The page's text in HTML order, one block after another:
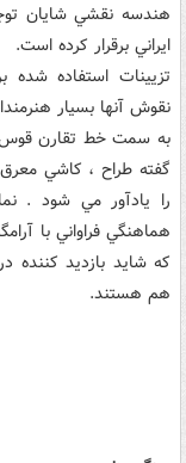
هندسه نقشي شايان
ايراني برقرار کرده است.
تزيينات استفاده
نقوش آنها بسيار
به سمت خط تقارن
گفته طراح ، کاشي
را يادآور مي ‌شود .
هماهنگي فراواني با
که شايد بازديد
هم هستند.